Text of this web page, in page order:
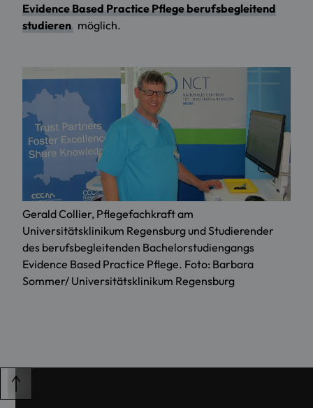
Evidence Based Practice Pflege berufsbegleitend
studieren möglich.
Gerald Collier, Pflegefachkraft am
Universitätsklinikum Regensburg und Studierender
des berufsbegleitenden Bachelorstudiengangs
Evidence Based Practice Pflege. Foto: Barbara
Sommer/ Universitätsklinikum Regensburg